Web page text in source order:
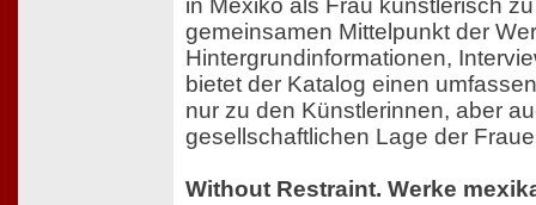
in Mexiko als Frau künstlerisch
gemeinsamen Mittelpunkt der
Hintergrundinformationen,
bietet der Katalog einen
nur zu den Künstlerinnen, aber
gesellschaftlichen Lage der
Without Restraint. Werke